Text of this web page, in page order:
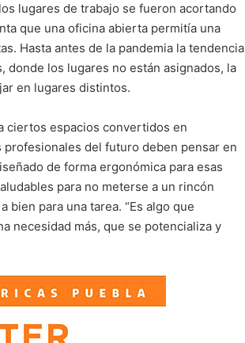
lugares de trabajo se fueron acortando
que una oficina abierta permitía una
Hasta antes de la pandemia la tendencia
donde los lugares no están asignados, la
en lugares distintos.
ciertos espacios convertidos en
del futuro deben pensar en
de forma ergonómica para esas
para no meterse a un rincón
para una tarea. “Es algo que
necesidad más, que se potencializa y